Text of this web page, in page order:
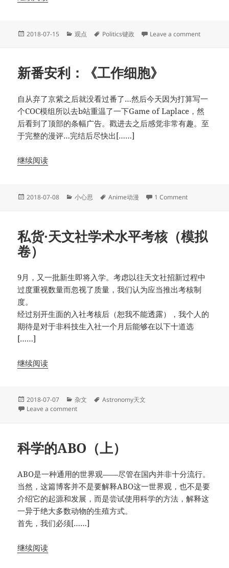
Posted
2018-07-15 Categories
观点 Tags
Politics键政 Leave a commenton 未来需
新番安利：《工作细胞》
自从弃了京紫之后就没看过番了…然后今天因为打算写一
个COC模组所以去b站重温了一下Game of Laplace，然
后看到了顶部的条幅广告。戳进去之后感觉非常有趣。至
于完整的漫评…完结后尽快出[……]
继续阅读
Posted
2018-07-08 Categories
小心思 Tags
Anime动漫 1 Commenton 新番安利：
私货·天文社学术水平考核（模拟
卷）
9月，又一批新生即将入学。考虑以往天文社招新过程中
过度重视数量而忽视了质量，我们认为应当推出考核制
度。
经过别开生面的入社考核后（恕我不能透露），我个人的
期待是对于非科技生入社一个月后能够在以下十道选
[……]
继续阅读
Posted
on
2018-07-07 Categories
杂文 Tags
Astronomy天文
Leave a commenton 私货·天文社学术水平考核（模拟卷）
科学的ABO（上）
ABO是一种通用的世界观——尽管在国内并非十分流行。
当然，这篇博客并不是要解释ABO这一世界观，也不是要
介绍它的起源和发展，而是尝试使用科学的方法，解释这
一异于绝大多数动物的生殖方式。
首先，我们必须[……]
继续阅读